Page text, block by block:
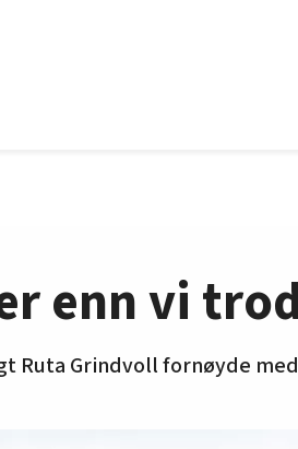
enn vi
Grindvoll fornøyde